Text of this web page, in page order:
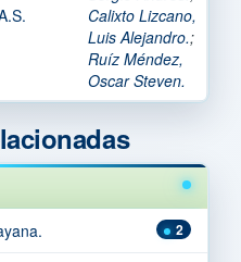
Calixto Lizcano,
Luis Alejandro.;
Ruíz Méndez,
Oscar Steven.
2